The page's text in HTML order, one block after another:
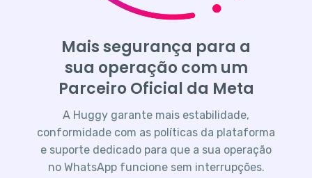
Mais segurança para a
sua operação com um
Parceiro Oficial da Meta
A Huggy garante mais estabilidade,
conformidade com as políticas da plataforma
e suporte dedicado para que a sua operação
no WhatsApp funcione sem interrupções.